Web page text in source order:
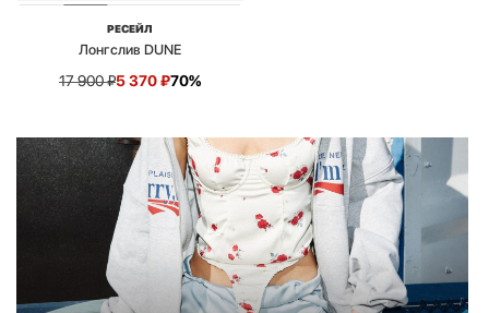
РЕСЕЙЛ
Лонгслив DUNE
17 900₽5 370₽70%